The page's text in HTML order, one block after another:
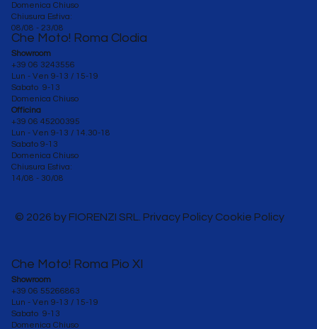
Che Moto! Roma Clodia
Showroom
+39 06 3243556
Lun - Ven 9-13 / 15-19
Sabato 9-13
Domenica Chiuso
Officina
+39 06 45200395
Lun - Ven 9-13 / 14.30-18
Sabato 9-13
Domenica Chiuso
Chiusura Estiva:
14/08 - 30/08
Che Moto! Roma Pio XI
Showroom
+39 06 55266863
Lun - Ven 9-13 / 15-19
Sabato 9-13
Domenica Chiuso
Domenica Chiuso
Chiusura Estiva:
08/08 - 23/08
© 2026 by FIORENZI SRL. Privacy Policy Cookie Policy